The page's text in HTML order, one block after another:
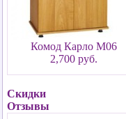
Комод Карло М06
2,700 руб.
Скидки
Отзывы